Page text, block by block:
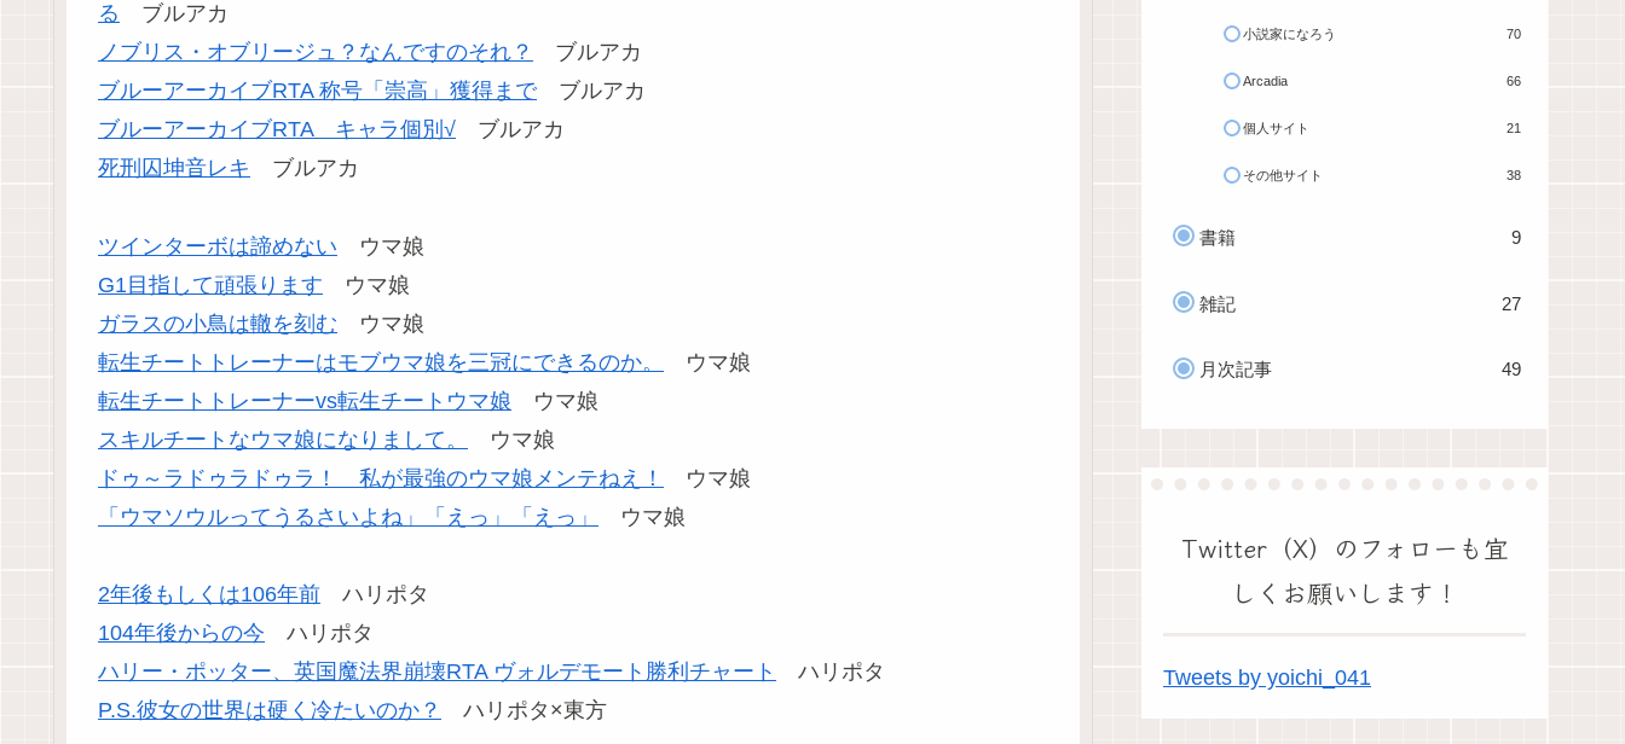
る ブルアカ
ノブリス・オブリージュ？なんですのそれ？
ブルアカ
ブルーアーカイブRTA 称号「崇高」獲得までブルアカ
ブルーアーカイブRTA キャラ個別√ ブルアカ
死刑囚坤音レキ ブルアカ
ツインターボは諦めない ウマ娘
G1目指して頑張ります ウマ娘
ガラスの小鳥は轍を刻む ウマ娘
転生チートトレーナーはモブウマ娘を三冠にできるのか。
ウマ娘
転生チートトレーナーvs転生チートウマ娘 ウマ娘
スキルチートなウマ娘になりまして。
ウマ娘
ドゥ～ラドゥラドゥラ！ 私が最強のウマ娘メンテねえ！
ウマ娘
「ウマソウルってうるさいよね」「えっ」「えっ」
ウマ娘
2年後もしくは106年前 ハリポタ
104年後からの今 ハリポタ
ハリー・ポッター、英国魔法界崩壊RTA ヴォルデモート勝利チャート
ハリポタ
P.S.彼女の世界は硬く冷たいのか？
ハリポタ×東方
小説家になろう 70
Arcadia 66
個人サイト 21
その他サイト 38
書籍 9
雑記 27
月次記事 49
Twitter（X）のフォローも宜
しくお願いします！
Tweets by yoichi_041